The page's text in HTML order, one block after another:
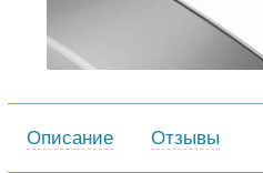
Описание Отзывы